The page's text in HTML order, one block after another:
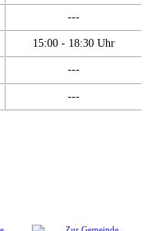
---
15:00 - 18:30 Uhr
---
---